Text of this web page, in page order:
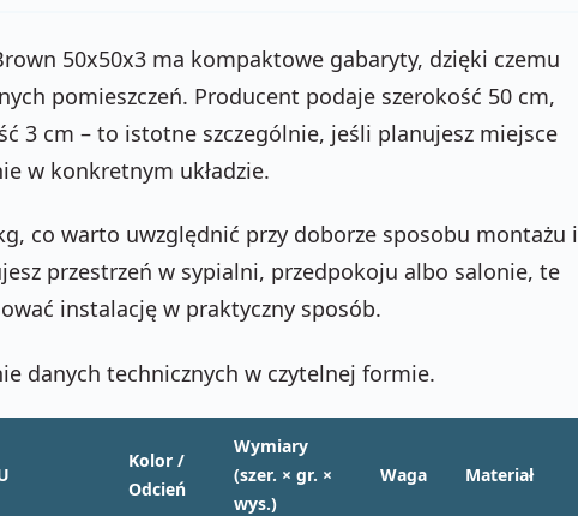
50x50x3 ma kompaktowe gabaryty, dzięki czemu
pomieszczeń. Producent podaje szerokość 50 cm,
3 cm – to istotne szczególnie, jeśli planujesz miejsce
w konkretnym układzie.
co warto uwzględnić przy doborze sposobu montażu i
przestrzeń w sypialni, przedpokoju albo salonie, te
instalację w praktyczny sposób.
danych technicznych w czytelnej formie.
Kolor /
Odcień
Wymiary
(szer. × gr. ×
wys.)
Waga Materiał